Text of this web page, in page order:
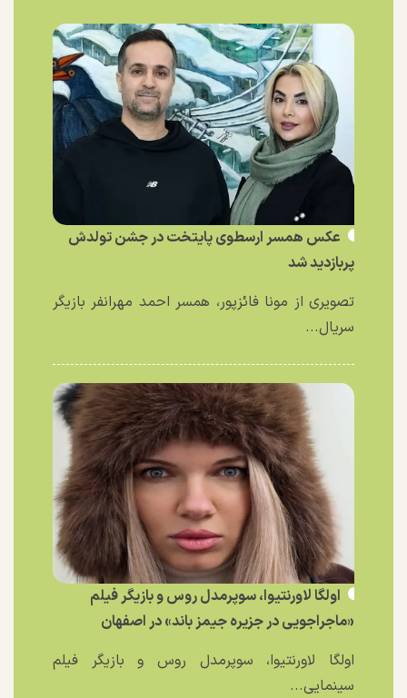
عکس همسر ارسطوی پایتخت در جشن تولدش
پربازدید شد
تصویری از مونا فائزپور، همسر احمد مهرانفر بازیگر
سریال...
اولگا لاورنتیوا، سوپرمدل روس و بازیگر فیلم
«ماجراجویی در جزیره جیمز باند» در اصفهان
اولگا لاورنتیوا، سوپرمدل روس و بازیگر فیلم
سینمایی...